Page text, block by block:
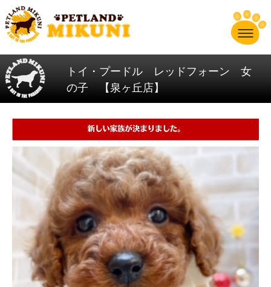
トイ・プードル レッドフォーン 女
の子 【泉ヶ丘店】